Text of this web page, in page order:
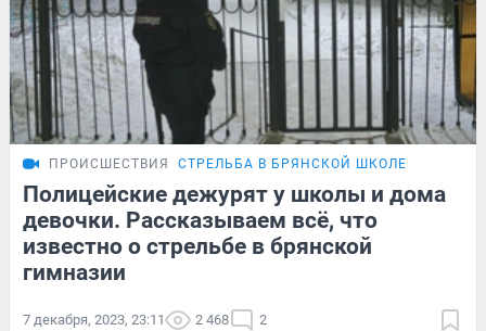
ПРОИСШЕСТВИЯ СТРЕЛЬБА В БРЯНСКОЙ ШКОЛЕ
Полицейские дежурят у школы и дома
девочки. Рассказываем всё, что
известно о стрельбе в брянской
гимназии
7 декабря, 2023, 23:11 2 468 2